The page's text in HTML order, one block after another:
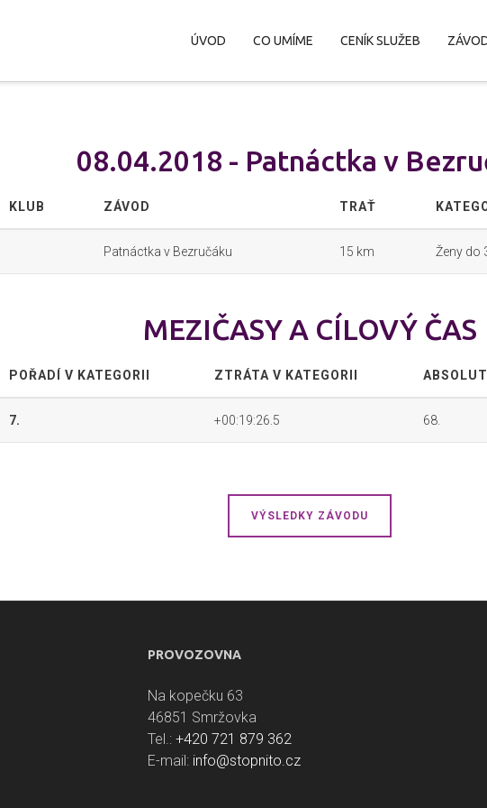
ÚVOD CO UMÍME CENÍK SLUŽEB
08.04.2018 - Patnáctka v
KLUB ZÁVOD TRAŤ
Patnáctka v Bezručáku 15 km Ženy do
MEZIČASY A CÍLOVÝ ČAS
POŘADÍ V KATEGORII ZTRÁTA V KATEGORII
7. +00:19:26.5 68.
VÝSLEDKY ZÁVODU
PROVOZOVNA
Na kopečku 63
46851 Smržovka
Tel.: +420 721 879 362
E-mail: info@stopnito.cz